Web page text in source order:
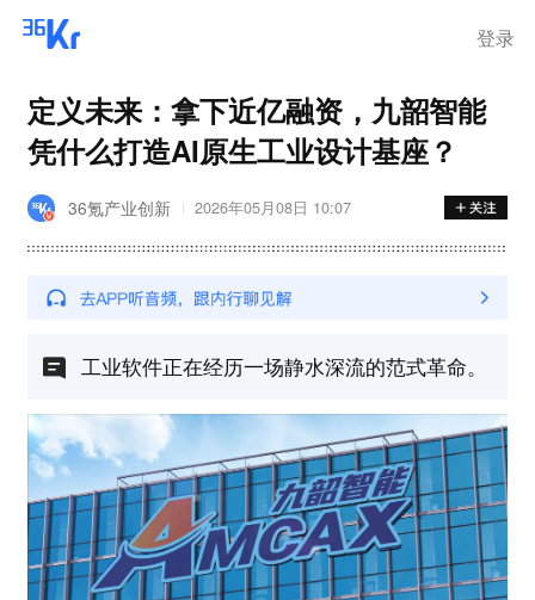
登录
定义未来：拿下近亿融资，九韶智能
凭什么打造AI原生工业设计基座？
36氪产业创新 2026年05月08日 10:07
工业软件正在经历一场静水深流的范式革命。